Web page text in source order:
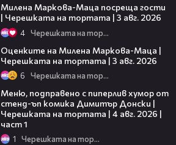
Милена Маркова-Маца посреща гости
| Черешката на тортата | 3 авг. 2026
4 Черешката на тортата
Оценките на Милена Маркова-Маца |
Черешката на тортата | 3 авг. 2026
6 Черешката на тортата
Меню, подправено с пиперлив хумор от
стенд-ъп комика Димитър Донски |
Черешката на тортата | 4 авг. 2026 |
част 1
1 Черешката на тортата